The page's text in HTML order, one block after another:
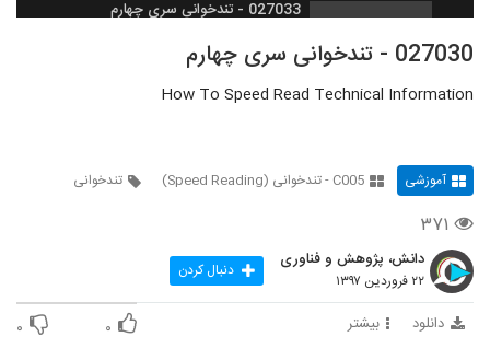
027033 - تندخوانی سری چهارم
027034 - تندخوانی سری چهارم
027035 - تندخوانی سری چهارم
36
027036 - تندخوانی سری چهارم
027030 - تندخوانی سری چهارم
How To Speed Read Technical Information
آموزشی C005 - تندخوانی (Speed Reading) تندخوانی
۳۷۱
دانش، پژوهش و فناوری
۲۲ فروردین ۱۳۹۷ دنبال کردن
دانلود بیشتر ۰ ۰